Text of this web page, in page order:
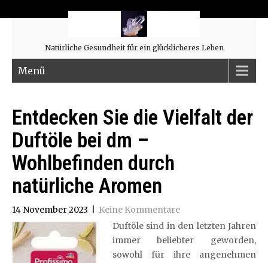
Natürliche Gesundheit für ein glücklicheres Leben
Menü
Entdecken Sie die Vielfalt der
Duftöle bei dm –
Wohlbefinden durch
natürliche Aromen
14 November 2023
Keine Kommentare
Duftöle sind in den letzten Jahren
immer beliebter geworden,
sowohl für ihre angenehmen